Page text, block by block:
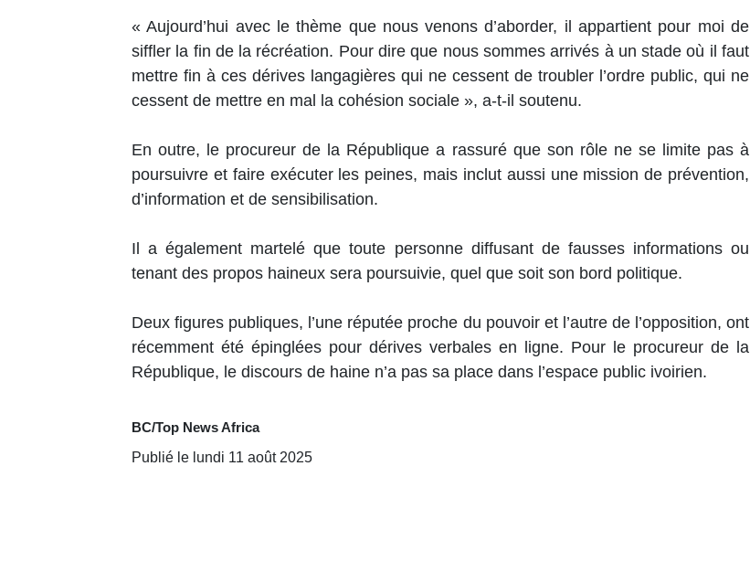
« Aujourd’hui avec le thème que nous venons d’aborder, il appartient pour moi de
siffler la fin de la récréation. Pour dire que nous sommes arrivés à un stade où il faut
mettre fin à ces dérives langagières qui ne cessent de troubler l’ordre public, qui ne
cessent de mettre en mal la cohésion sociale », a-t-il soutenu.
En outre, le procureur de la République a rassuré que son rôle ne se limite pas à
poursuivre et faire exécuter les peines, mais inclut aussi une mission de prévention,
d’information et de sensibilisation.
Il a également martelé que toute personne diffusant de fausses informations ou
tenant des propos haineux sera poursuivie, quel que soit son bord politique.
Deux figures publiques, l’une réputée proche du pouvoir et l’autre de l’opposition, ont
récemment été épinglées pour dérives verbales en ligne. Pour le procureur de la
République, le discours de haine n’a pas sa place dans l’espace public ivoirien.
BC/Top News Africa
Publié le lundi 11 août 2025